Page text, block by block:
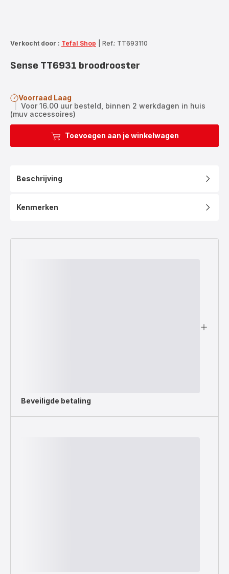
Verkocht door : Tefal Shop Ref.: TT693110
Sense TT6931 broodrooster
Voorraad Laag
Voor 16.00 uur besteld, binnen 2 werkdagen in huis
(muv accessoires)
Toevoegen aan je winkelwagen
Beschrijving
Kenmerken
Beveiligde betaling